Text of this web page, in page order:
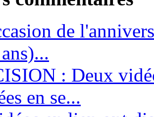
de personnes contribuèrent au lancement de
se pou... de
: Deux
en se...